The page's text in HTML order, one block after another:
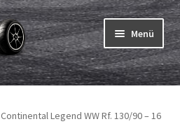
Menü
Continental Legend WW Rf. 130/90 – 16